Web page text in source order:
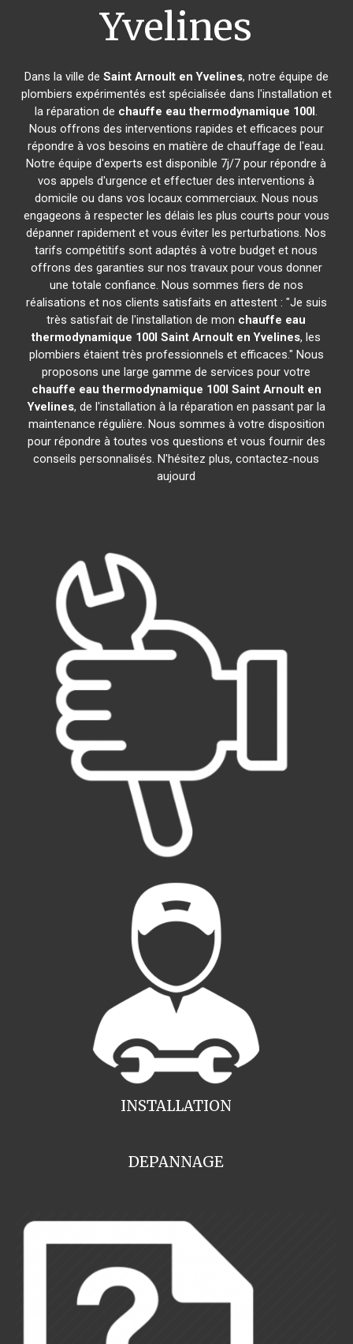
Yvelines
Dans la ville de Saint Arnoult en Yvelines, notre équipe de
plombiers expérimentés est spécialisée dans l'installation et
la réparation de chauffe eau thermodynamique 100l.
Nous offrons des interventions rapides et efficaces pour
répondre à vos besoins en matière de chauffage de l'eau.
Notre équipe d'experts est disponible 7j/7 pour répondre à
vos appels d'urgence et effectuer des interventions à
domicile ou dans vos locaux commerciaux. Nous nous
engageons à respecter les délais les plus courts pour vous
dépanner rapidement et vous éviter les perturbations. Nos
tarifs compétitifs sont adaptés à votre budget et nous
offrons des garanties sur nos travaux pour vous donner
une totale confiance. Nous sommes fiers de nos
réalisations et nos clients satisfaits en attestent : "Je suis
très satisfait de l'installation de mon chauffe eau
thermodynamique 100l Saint Arnoult en Yvelines, les
plombiers étaient très professionnels et efficaces." Nous
proposons une large gamme de services pour votre
chauffe eau thermodynamique 100l Saint Arnoult en
Yvelines, de l'installation à la réparation en passant par la
maintenance régulière. Nous sommes à votre disposition
pour répondre à toutes vos questions et vous fournir des
conseils personnalisés. N'hésitez plus, contactez-nous
aujourd
INSTALLATION
DEPANNAGE